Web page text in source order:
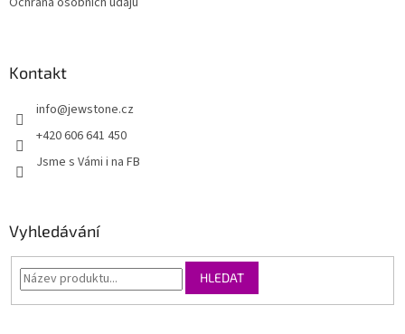
Kontakt
info@jewstone.cz
+420 606 641 450
Jsme s Vámi i na FB
Vyhledávání
HLEDAT